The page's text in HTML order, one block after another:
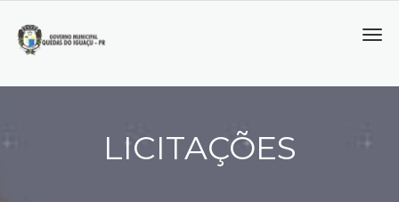
LICITAÇÕES